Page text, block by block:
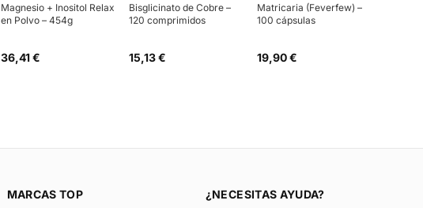
Magnesio + Inositol Relax
en Polvo – 454g
36,41 €
Bisglicinato de Cobre –
120 comprimidos
15,13 €
Matricaria (Feverfew) –
100 cápsulas
19,90 €
MARCAS TOP ¿NECESITAS AYUDA?